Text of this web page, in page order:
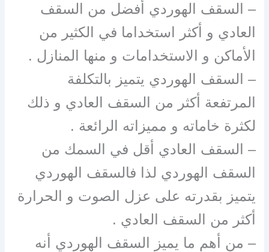
– السقف الهوردي أفضل من السقف
العادي و أكثر استخداما في الكثير من
الأماكن و الاستخدامات و منها المنازل .
– السقف الهوردي يتميز بالتكلفة
المرتفعة أكثر من السقف العادي و ذلك
لكثرة خاماته و مميزاته الرائعة .
– السقف العادي أقل في السمك من
السقف الهوردي لذا فالسقف الهوردي
يتميز بقدرته على عزل الصوت و الحرارة
أكثر من السقف العادي .
– من أهم ما يميز السقف الهوردي أنه